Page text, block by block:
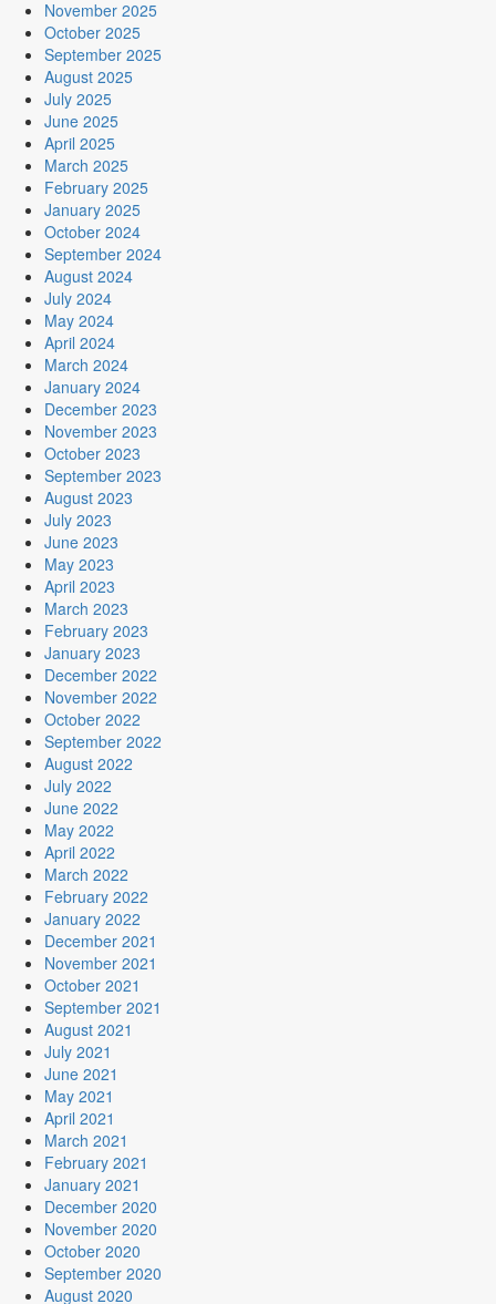
November 2025
October 2025
September 2025
August 2025
July 2025
June 2025
April 2025
March 2025
February 2025
January 2025
October 2024
September 2024
August 2024
July 2024
May 2024
April 2024
March 2024
January 2024
December 2023
November 2023
October 2023
September 2023
August 2023
July 2023
June 2023
May 2023
April 2023
March 2023
February 2023
January 2023
December 2022
November 2022
October 2022
September 2022
August 2022
July 2022
June 2022
May 2022
April 2022
March 2022
February 2022
January 2022
December 2021
November 2021
October 2021
September 2021
August 2021
July 2021
June 2021
May 2021
April 2021
March 2021
February 2021
January 2021
December 2020
November 2020
October 2020
September 2020
August 2020